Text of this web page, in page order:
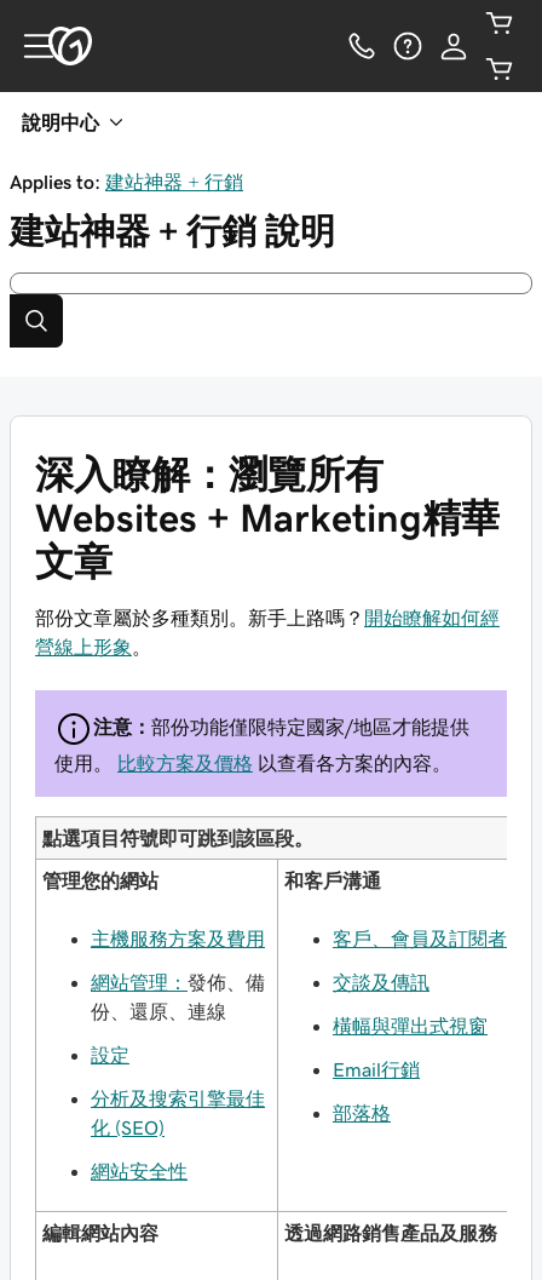
說明中心
Applies to: 建站神器 + 行銷
建站神器 + 行銷 說明
深入瞭解：瀏覽所有
Websites + Marketing精華
文章
部份文章屬於多種類別。新手上路嗎？ 開始瞭解如何經
營線上形象
注意： 部份功能僅限特定國家/地區才能提供
使用。
比較方案及價格 以查看各方案的內容。
點選項目符號即可跳到該區段。
管理您的網站
主機服務方案及費用
網站管理： 發佈、備
份、還原、連線
設定
分析及搜索引擎最佳
化 (SEO)
網站安全性
和客戶溝通
客戶、會員及訂閱者
交談及傳訊
橫幅與彈出式視窗
Email行銷
部落格
編輯網站內容 透過網路銷售產品及服務